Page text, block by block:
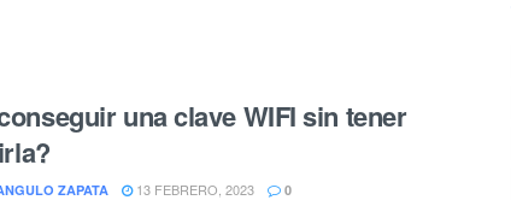
una clave WIFI sin tener
ZAPATA 13 FEBRERO, 2023 0